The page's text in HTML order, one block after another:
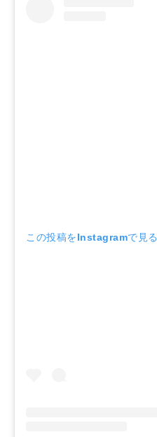
この投稿をInstagramで見る